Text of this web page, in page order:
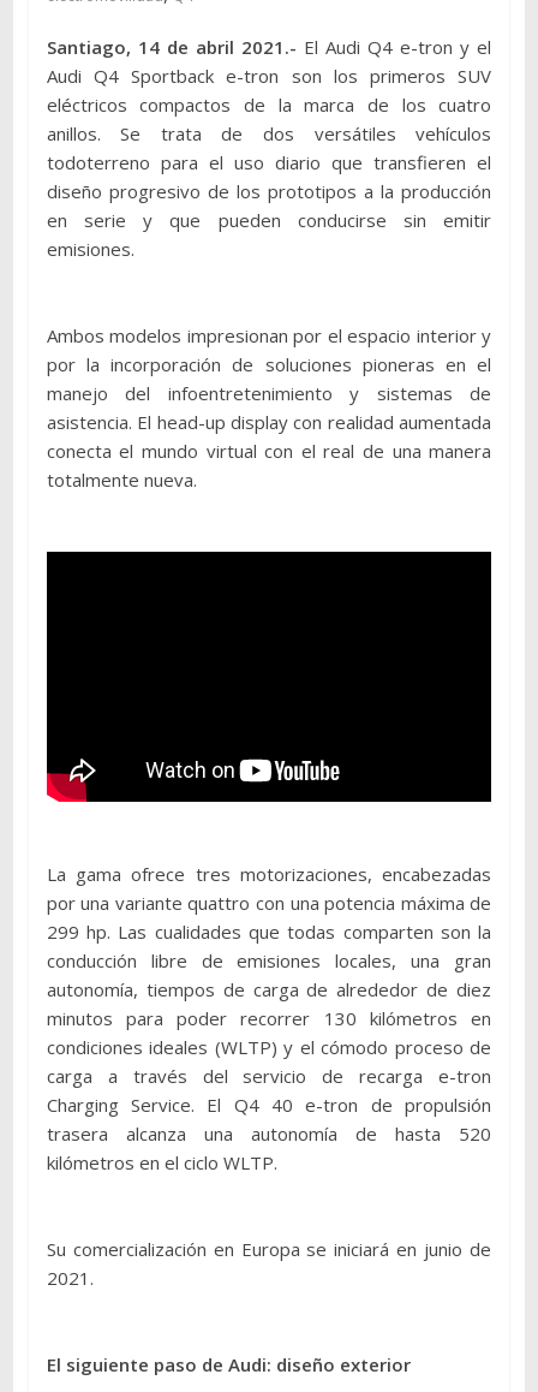
Santiago, 14 de abril 2021 .- El Audi Q4 e-tron y el
Audi Q4 Sportback e-tron son los primeros SUV
eléctricos compactos de la marca de los cuatro
anillos. Se trata de dos versátiles vehículos
todoterreno para el uso diario que transfieren el
diseño progresivo de los prototipos a la producción
en serie y que pueden conducirse sin emitir
emisiones.
Ambos modelos impresionan por el espacio interior y
por la incorporación de soluciones pioneras en el
manejo del infoentretenimiento y sistemas de
asistencia. El head-up display con realidad aumentada
conecta el mundo virtual con el real de una manera
totalmente nueva.
La gama ofrece tres motorizaciones, encabezadas
por una variante quattro con una potencia máxima de
299 hp. Las cualidades que todas comparten son la
conducción libre de emisiones locales, una gran
autonomía, tiempos de carga de alrededor de diez
minutos para poder recorrer 130 kilómetros en
condiciones ideales (WLTP) y el cómodo proceso de
carga a través del servicio de recarga e-tron
Charging Service. El Q4 40 e-tron de propulsión
trasera alcanza una autonomía de hasta 520
kilómetros en el ciclo WLTP.
Su comercialización en Europa se iniciará en junio de
2021.
El siguiente paso de Audi: diseño exterior